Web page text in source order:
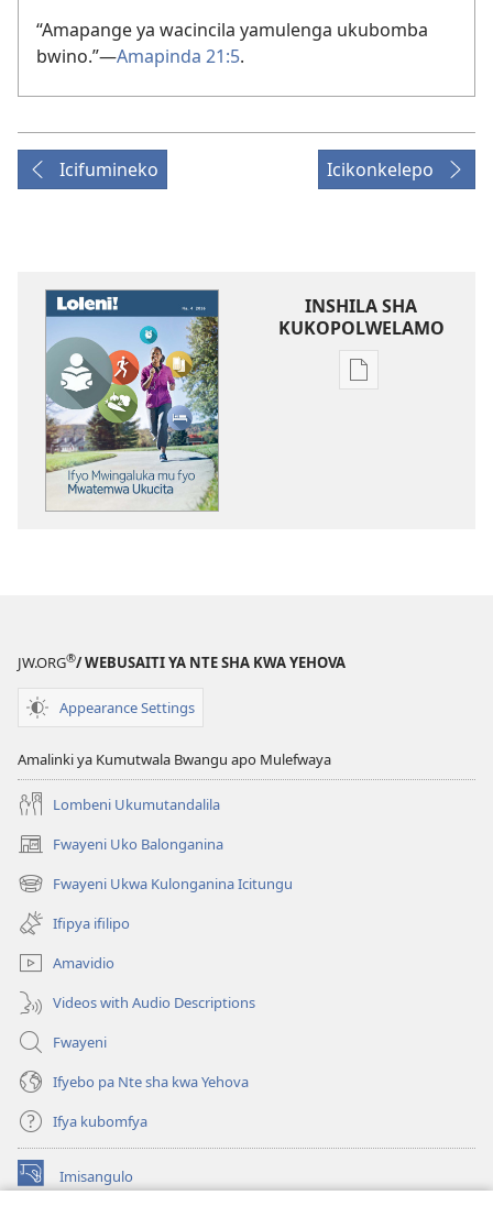
“Amapange ya wacincila yamulenga ukubomba
bwino.”—Amapinda 21:5.
Icifumineko Icikonkelepo
INSHILA SHA
KUKOPOLWELAMO
Inshila
JW.ORG®/ WEBUSAITI YA NTE SHA KWA YEHOVA
Appearance Settings
Amalinki ya Kumutwala Bwangu apo Mulefwaya
Lombeni Ukumutandalila
Fwayeni Uko Balonganina
(yalaisula
na
imbi)
Fwayeni Ukwa Kulonganina Icitungu
(yalaisula
na
imbi)
Ifipya ifilipo
Amavidio
Videos with Audio Descriptions
Fwayeni
Ifyebo pa Nte sha kwa Yehova
Ifya kubomfya
Imisangulo
(yalaisula